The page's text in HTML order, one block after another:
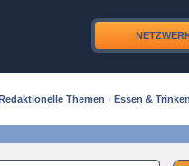
Themen · Essen &